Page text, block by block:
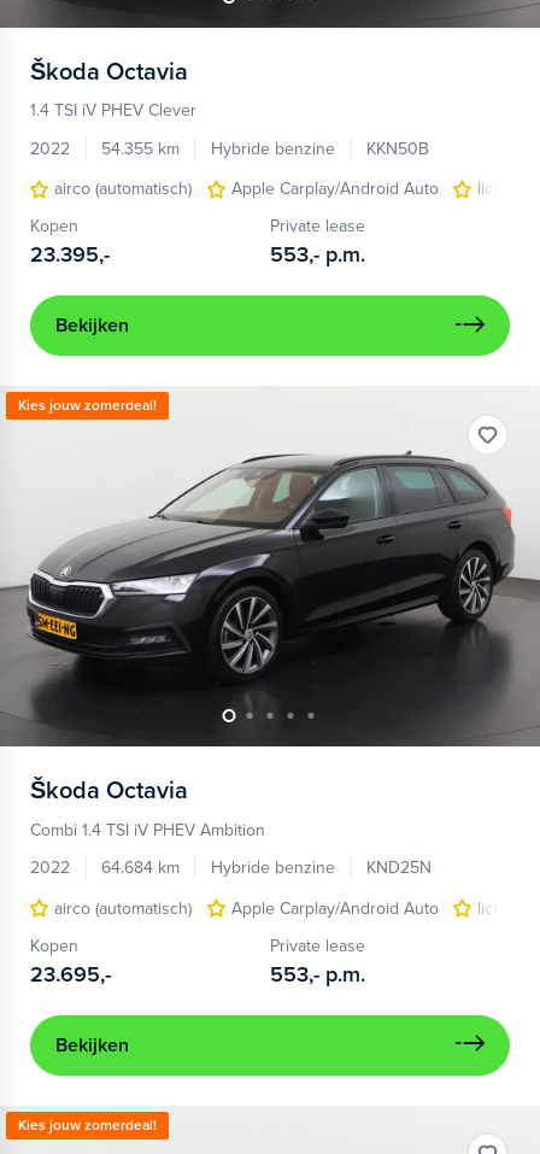
Škoda Octavia
1.4 TSI iV PHEV Clever
2022
54.355 km Hybride benzine
KKN50B
airco (automatisch)
Apple Carplay/Android Auto
Kopen
23.395,-
Private lease
553,- p.m.
Bekijken
Kies jouw zomerdeal!
Škoda Octavia
Combi 1.4 TSI iV PHEV Ambition
2022
64.684 km Hybride benzine
KND25N
airco (automatisch)
Apple Carplay/Android Auto
Kopen
23.695,-
Private lease
553,- p.m.
Bekijken
Kies jouw zomerdeal!